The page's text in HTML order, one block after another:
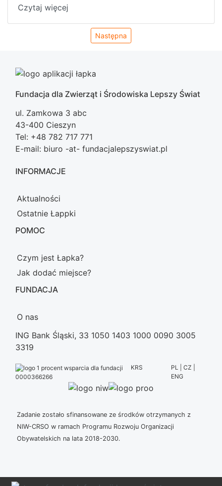
Czytaj więcej
Następna
Fundacja dla Zwierząt i Środowiska Lepszy Świat
ul. Zamkowa 3 abc
43-400 Cieszyn
Tel: +48 782 717 771
E-mail: biuro -at- fundacjalepszyswiat.pl
INFORMACJE
Aktualności
Ostatnie Łappki
POMOC
Czym jest Łapka?
Jak dodać miejsce?
FUNDACJA
O nas
ING Bank Śląski, 33 1050 1403 1000 0090 3005
3319
KRS
0000366266
PL | CZ |
ENG
Zadanie zostało sfinansowane ze środków otrzymanych z
NIW-CRSO w ramach Programu Rozwoju Organizacji
Obywatelskich na lata 2018-2030.